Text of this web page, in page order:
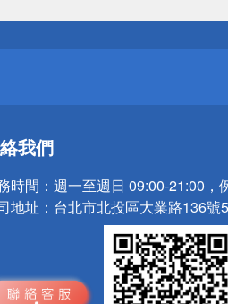
我們
時間： 週一至週日 09:00-21:00，
地址： 台北市北投區大業路136號